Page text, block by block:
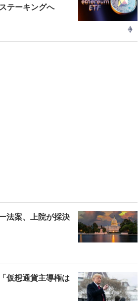
テーキングへ
法案、上院が採決
仮想通貨主導権は